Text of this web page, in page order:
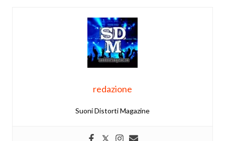
redazione
Suoni Distorti Magazine